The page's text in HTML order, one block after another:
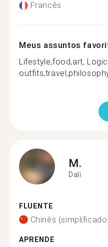
Francês
Meus assuntos
Lifestyle,food,art,
M.
Dali
FLUENTE
Chinês
APRENDE